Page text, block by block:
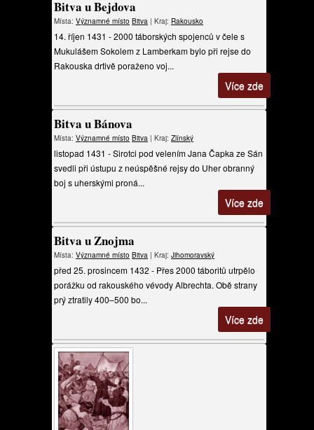
Bitva u Bejdova
Místa: Významné místo Bitva | Kraj: Rakousko
14. říjen 1431 - 2000 táborských spojenců v čele s
Mukulášem Sokolem z Lamberkam bylo při rejse do
Rakouska drtivě poraženo voj...
Více zde
Bitva u Bánova
Místa: Významné místo Bitva | Kraj: Zlínský
listopad 1431 - Sirotci pod velením Jana Čapka ze Sán
svedli při ústupu z neúspěšné rejsy do Uher obranný
boj s uherskými proná...
Více zde
Bitva u Znojma
Místa: Významné místo Bitva | Kraj: Jihomoravský
před 25. prosincem 1432 - Přes 2000 táboritů utrpělo
porážku od rakouského vévody Albrechta. Obě strany
prý ztratily 400–500 bo...
Více zde